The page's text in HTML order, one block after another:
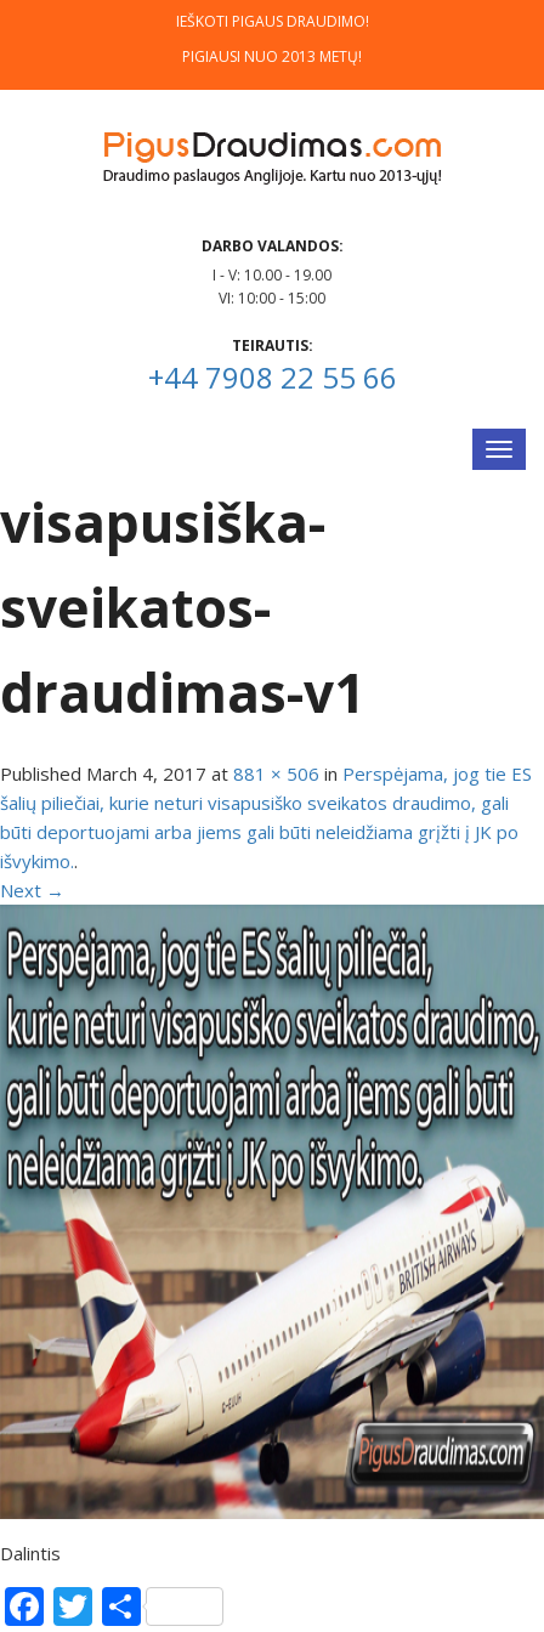
IEŠKOTI PIGAUS DRAUDIMO!
PIGIAUSI NUO 2013 METŲ!
DARBO VALANDOS:
I - V: 10.00 - 19.00
VI: 10:00 - 15:00
TEIRAUTIS:
+44 7908 22 55 66
visapusiška-
sveikatos-
draudimas-v1
Published March 4, 2017 at 881 × 506 in Perspėjama, jog tie ES
šalių piliečiai, kurie neturi visapusiško sveikatos draudimo, gali
būti deportuojami arba jiems gali būti neleidžiama grįžti į JK po
išvykimo..
Next →
Dalintis
Facebook
Twitter
Share